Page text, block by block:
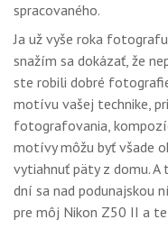
spracovaného.
Ja už vyše roka
snažím sa dokázať, že
ste robili dobré
motívu vašej technike,
fotografovania,
motívy môžu byť všade
vytiahnuť päty z domu.
dní sa nad podunajskou
pre môj Nikon Z50 II a